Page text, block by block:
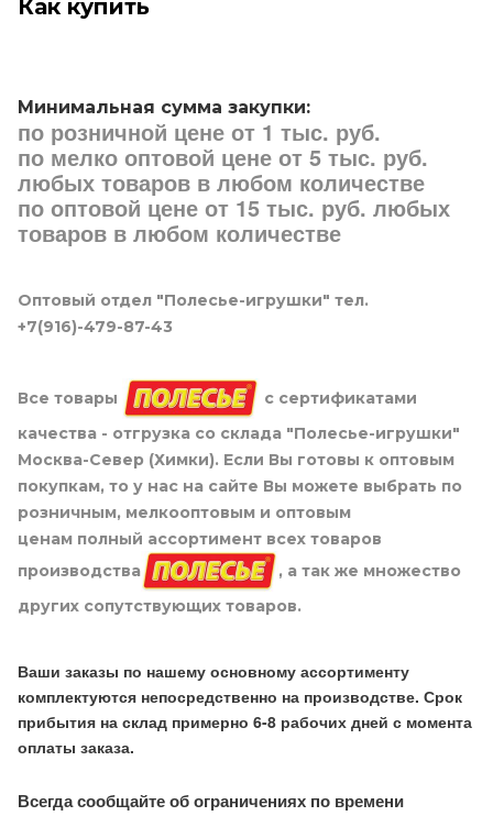
Как купить
Минимальная сумма закупки:
по розничной цене от 1 тыс. руб.
по мелко оптовой цене от 5 тыс. руб.
любых товаров в любом количестве
по оптовой цене от 15 тыс. руб. любых
товаров в любом количестве
Оптовый отдел "Полесье-игрушки" тел.
+7(916)-479-87-43
Все товары
с сертификатами
качества - отгрузка со склада "Полесье-игрушки"
Москва-Север (Химки). Если Вы готовы к оптовым
покупкам, то у нас на сайте Вы можете выбрать по
розничным, мелкооптовым и оптовым
ценам полный ассортимент всех товаров
производства
, а так же множество
других сопутствующих товаров.
Ваши заказы по нашему основному ассортименту
комплектуются непосредственно на производстве. Срок
прибытия на склад примерно 6-8 рабочих дней с момента
оплаты заказа.
Всегда сообщайте об ограничениях по времени